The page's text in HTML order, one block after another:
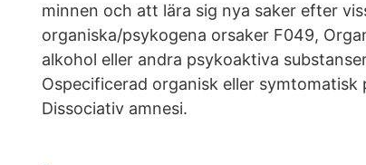
minnen och att lära sig nya saker efter
organiska/psykogena orsaker F049,
alkohol eller andra psykoaktiva
Ospecificerad organisk eller
Dissociativ amnesi.